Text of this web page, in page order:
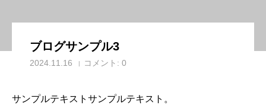
ブログサンプル3
2024.11.16 コメント: 0
サンプルテキストサンプルテキスト。